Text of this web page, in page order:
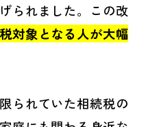
られました。この改
対象となる人が大幅
られていた相続税の